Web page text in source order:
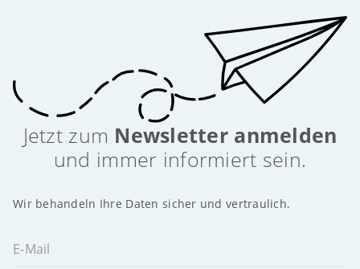
Jetzt zum Newsletter anmelden
und immer informiert sein.
Wir behandeln Ihre Daten sicher und vertraulich.
E-Mail